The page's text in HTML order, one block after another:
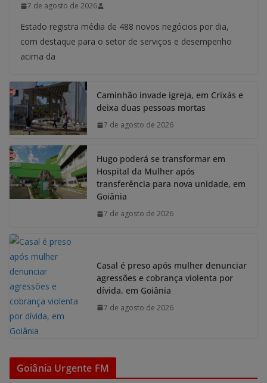
7 de agosto de 2026
Estado registra média de 488 novos negócios por dia,
com destaque para o setor de serviços e desempenho
acima da
Caminhão invade igreja, em Crixás e
deixa duas pessoas mortas
7 de agosto de 2026
Hugo poderá se transformar em
Hospital da Mulher após
transferência para nova unidade, em
Goiânia
7 de agosto de 2026
Casal é preso após mulher denunciar
agressões e cobrança violenta por
dívida, em Goiânia
7 de agosto de 2026
Goiânia Urgente FM